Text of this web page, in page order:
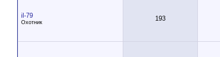
il-79
Охотник 193